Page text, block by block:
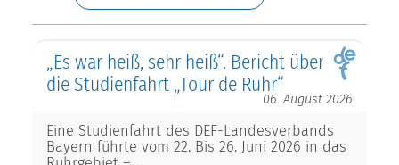
„Es war heiß, sehr heiß“. Bericht über
die Studienfahrt „Tour de Ruhr“
06. August 2026
Eine Studienfahrt des DEF-Landesverbands
Bayern führte vom 22. Bis 26. Juni 2026 in das